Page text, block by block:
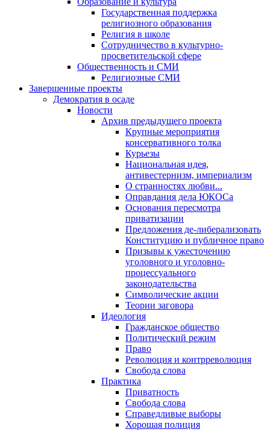
Государственная поддержка
религиозного образования
Религия в школе
Сотрудничество в культурно-
просветительской сфере
Общественность и СМИ
Религиозные СМИ
Завершенные проекты
Демократия в осаде
Новости
Архив предыдущего проекта
Крупные мероприятия
консервативного толка
Курьезы
Национальная идея,
антивестернизм, империализм
О странностях любви...
Оправдания дела ЮКОСа
Основания пересмотра
приватизации
Предложения де-либерализовать
Конституцию и публичное право
Призывы к ужесточению
уголовного и уголовно-
процессуального
законодательства
Символические акции
Теории заговора
Идеология
Гражданское общество
Политический режим
Право
Революция и контрреволюция
Свобода слова
Практика
Приватность
Свобода слова
Справедливые выборы
Хорошая полиция